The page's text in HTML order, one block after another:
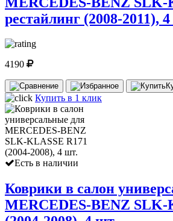
рестайлинг (2008-2011),
4190
Купить в 1 клик
Есть в наличии
Коврики в салон
MERCEDES-BENZ SLK-